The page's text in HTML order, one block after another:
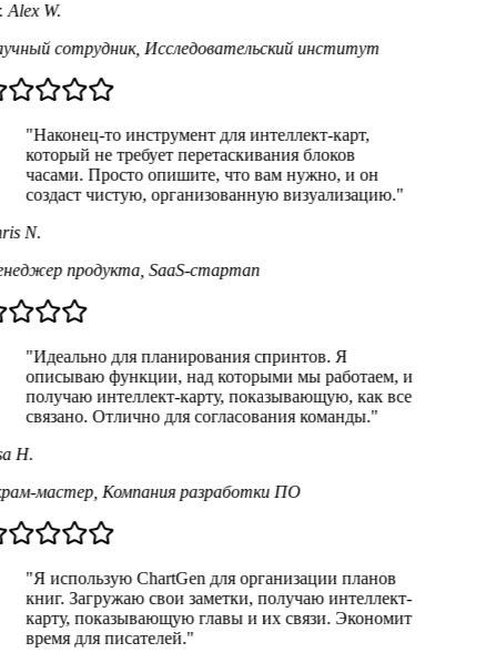
W.
сотрудник, Исследовательский институт
"Наконец-то инструмент для интеллект-карт,
который не требует перетаскивания блоков
часами. Просто опишите, что вам нужно, и он
создаст чистую, организованную визуализацию."
N.
продукта, SaaS-стартап
"Идеально для планирования спринтов. Я
описываю функции, над которыми мы работаем, и
получаю интеллект-карту, показывающую, как все
связано. Отлично для согласования команды."
H.
мастер, Компания разработки ПО
"Я использую ChartGen для организации планов
книг. Загружаю свои заметки, получаю интеллект-
карту, показывающую главы и их связи. Экономит
время для писателей."